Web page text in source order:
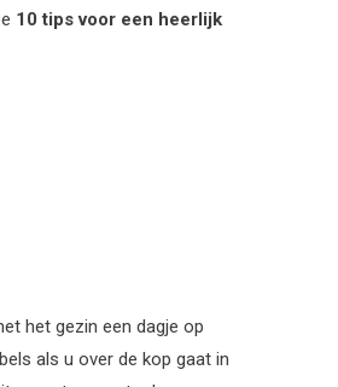
10 tips voor een heerlijk
het gezin een dagje op
als u over de kop gaat in